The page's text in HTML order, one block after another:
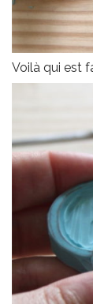
Voilà qui est